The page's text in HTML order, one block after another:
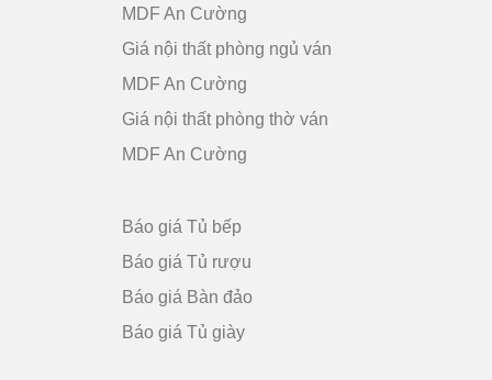
MDF An Cường
Giá nội thất phòng ngủ ván
MDF An Cường
Giá nội thất phòng thờ ván
MDF An Cường
Báo giá Tủ bếp
Báo giá Tủ rượu
Báo giá Bàn đảo
Báo giá Tủ giày